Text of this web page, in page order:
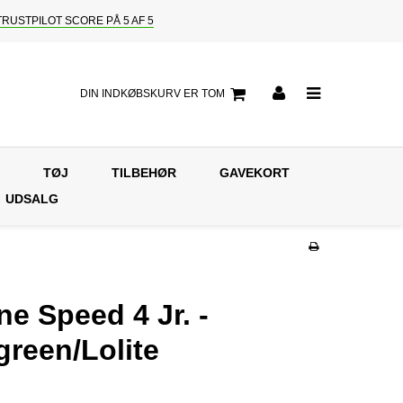
SCORE PÅ 5 AF 5
DIN INDKØBSKURV ER TOM
TØJ TILBEHØR
GAVEKORT
UDSALG
Speed 4 Jr. -
Lolite